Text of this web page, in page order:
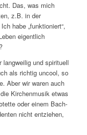
Das, was mich
z.B. in der
habe „funktioniert“,
eigentlich
und spirituell
als richtig uncool, so
Aber wir waren auch
Kirchenmusik etwas
oder einem Bach-
nicht entziehen,